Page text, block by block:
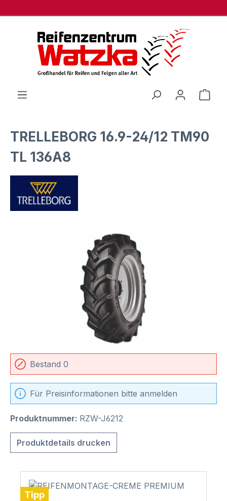
TRELLEBORG 16.9-24/12 TM90
TL 136A8
Bildergalerie überspringen
Bestand 0
Für Preisinformationen bitte anmelden
Produktnummer: RZW-J6212
Produktdetails drucken
Tipp